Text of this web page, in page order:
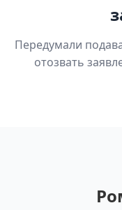
Передумали
отозвать